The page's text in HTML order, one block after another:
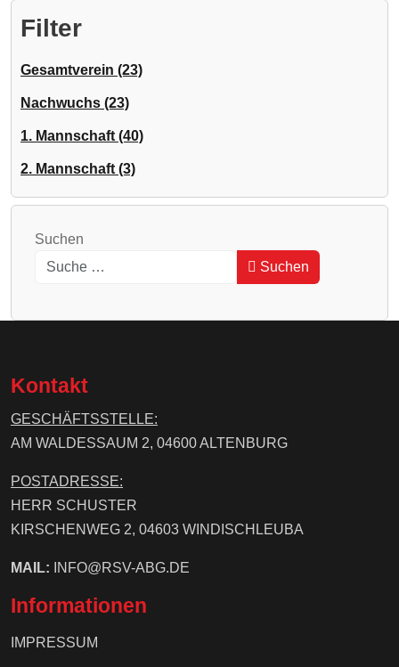
Filter
Gesamtverein (23)
Nachwuchs (23)
1. Mannschaft (40)
2. Mannschaft (3)
Suchen
Suchen
Kontakt
GESCHÄFTSSTELLE:
AM WALDESSAUM 2, 04600 ALTENBURG
POSTADRESSE:
HERR SCHUSTER
KIRSCHENWEG 2, 04603 WINDISCHLEUBA
MAIL: INFO@RSV-ABG.DE
Informationen
IMPRESSUM